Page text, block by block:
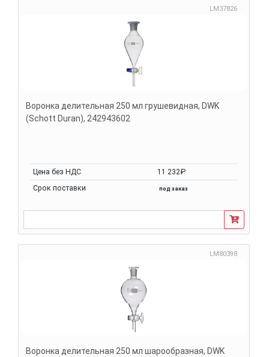
LM37826
Воронка делительная 250 мл грушевидная, DWK
(Schott Duran), 242943602
Цена без НДС
11 232₽
Срок поставки
под заказ
LM80398
Воронка делительная 250 мл шарообразная, DWK